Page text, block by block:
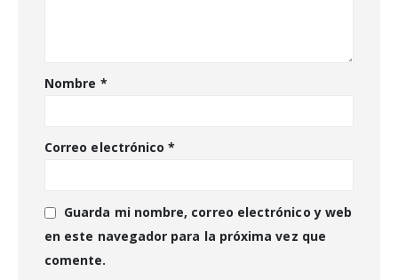
Nombre *
Correo electrónico*
Guarda mi nombre, correo electrónico y web
en este navegador para la próxima vez que
comente.